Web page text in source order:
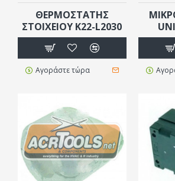
ΘΕΡΜΟΣΤΑΤΗΣ
ΣΤΟΙΧΕΙΟΥ K22-L2030
Αγοράστε τώρα